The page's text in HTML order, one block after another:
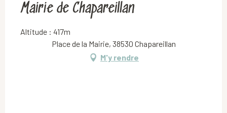
Mairie de Chapareillan
Altitude : 417m
Place de la Mairie, 38530 Chapareillan
M'y rendre